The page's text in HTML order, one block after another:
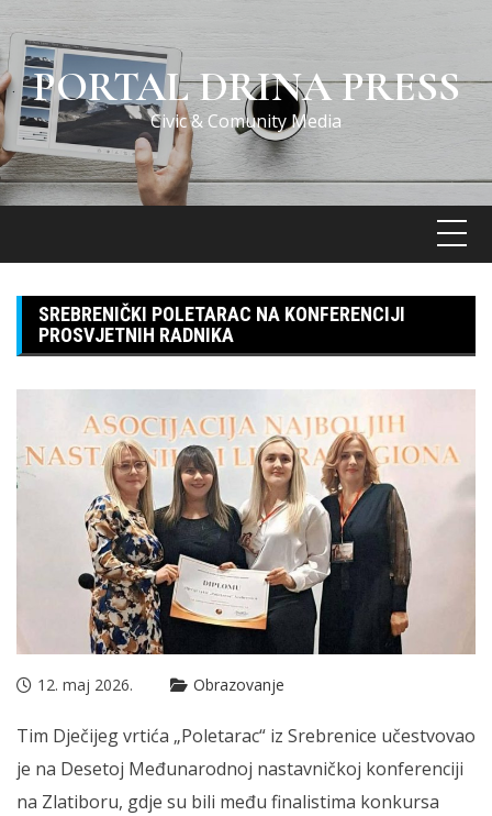
Skip
to
contentPORTAL DRINA PRESS
Civic & Comunity Media
SREBRENIČKI POLETARAC NA KONFERENCIJI
PROSVJETNIH RADNIKA
12. maj 2026. Obrazovanje
Tim Dječijeg vrtića „Poletarac“ iz Srebrenice učestvovao
je na Desetoj Međunarodnoj nastavničkoj konferenciji
na Zlatiboru, gdje su bili među finalistima konkursa